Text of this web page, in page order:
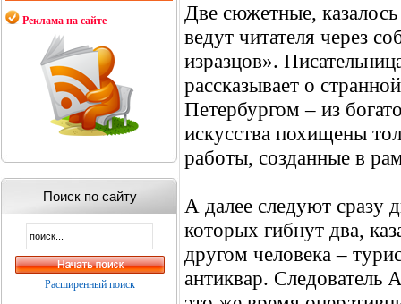
Реклама на сайте
Поиск по сайту
Расширенный поиск
Две сюжетные,
ведут читателя через
изразцов».
рассказывает о
Петербургом – из
искусства похищены
работы, созданные в
А далее следуют сразу
которых гибнут два,
другом человека –
антиквар.